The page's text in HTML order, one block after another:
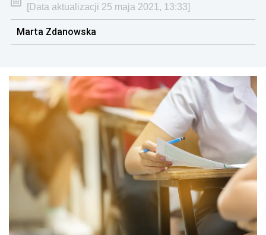
[Data aktualizacji 25 maja 2021, 13:33]
Marta Zdanowska